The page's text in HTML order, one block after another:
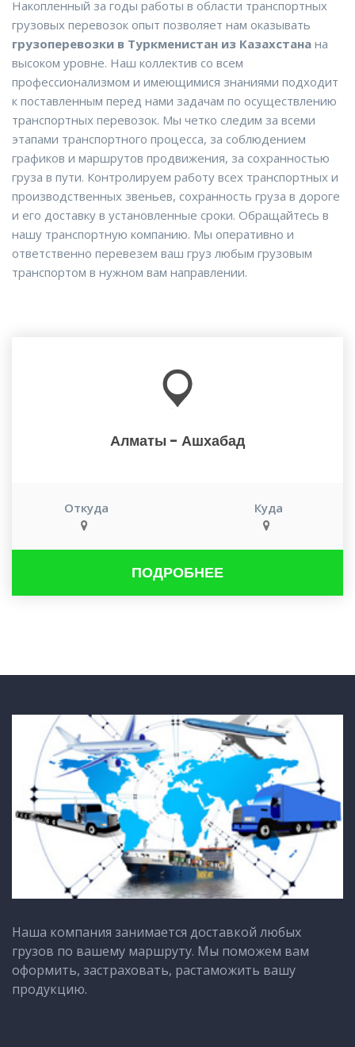
Накопленный за годы работы в области транспортных
грузовых перевозок опыт позволяет нам оказывать
грузоперевозки в Туркменистан из Казахстана на
высоком уровне. Наш коллектив со всем
профессионализмом и имеющимися знаниями подходит
к поставленным перед нами задачам по осуществлению
транспортных перевозок. Мы четко следим за всеми
этапами транспортного процесса, за соблюдением
графиков и маршрутов продвижения, за сохранностью
груза в пути. Контролируем работу всех транспортных и
производственных звеньев, сохранность груза в дороге
и его доставку в установленные сроки. Обращайтесь в
нашу транспортную компанию. Мы оперативно и
ответственно перевезем ваш груз любым грузовым
транспортом в нужном вам направлении.
Алматы - Ашхабад
Откуда Куда
ПОДРОБНЕЕ
Наша компания занимается доставкой любых
грузов по вашему маршруту. Мы поможем вам
оформить, застраховать, растаможить вашу
продукцию.